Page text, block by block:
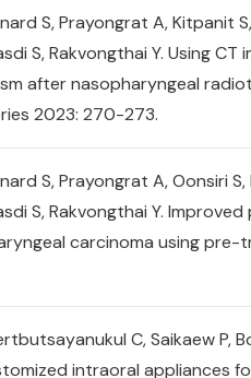
S, Prayongrat A, Kitpanit
S, Rakvongthai Y. Using
after nasopharyngeal
2023: 270-273.
S, Prayongrat A, Oonsiri
S, Rakvongthai Y.
carcinoma using
C, Saikaew P,
intraoral appliances